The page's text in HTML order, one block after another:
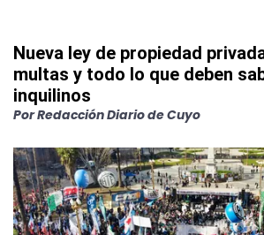
Nueva ley de propiedad
multas y todo lo que deben
inquilinos
PorRedacción Diario de Cuyo